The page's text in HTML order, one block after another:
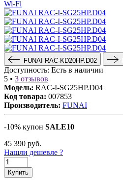
FUNAI RAC-KD20HP.D02
Доступность: Есть в наличии
5 • 3 отзывов
Модель: RAC-I-SG25HP.D04
Код товара: 007853
Производитель: FUNAI
-10% купон SALE10
45 390 руб.
Нашли дешевле ?
Купить